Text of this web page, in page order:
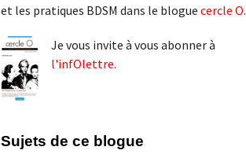
et les pratiques BDSM dans le blogue cercle O.
Je vous invite à vous abonner à
l'infOlettre.
Sujets de ce blogue